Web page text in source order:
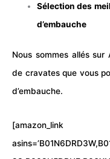
Sélection des
d’embauche
Nous sommes allés
de cravates que vous
d’embauche.
[amazon_link